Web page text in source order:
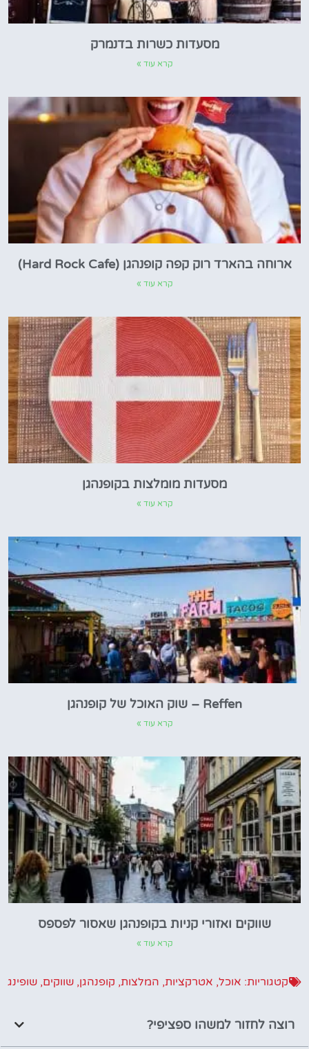
מסעדות כשרות בדנמרק
קרא עוד »
ארוחה בהארד רוק קפה קופנהגן (Hard Rock Cafe)
קרא עוד »
מסעדות מומלצות בקופנהגן
קרא עוד »
Reffen – שוק האוכל של קופנהגן
קרא עוד »
שווקים ואזורי קניות בקופנהגן שאסור לפספס
קרא עוד »
קטגוריות: אוכל, אטרקציות, המלצות, קופנהגן, שווקים, שופינג
רוצה לחזור למשהו ספציפי?